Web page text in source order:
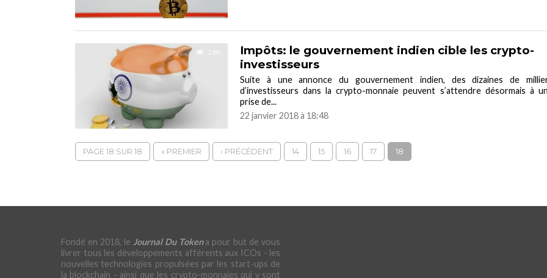
2.8K
Impôts: le gouvernement indien cible les crypto-
investisseurs
Suite à une annonce du gouvernement indien, des dizaines de
d’investisseurs dans la crypto-monnaie peuvent s’attendre désormais à
prise de...
22 janvier 2018 à 18:48
PAGE 18 SUR 18 « PREMIER ‹ PRÉCÉDENT 14 15 16 17 18
Fondé en 2018, le Journal Du Tokena pour but de vous
livrer tous les développements afférents aux ICOs - les
nouvelles technologies propulsées par les start-ups de
la blockchain - ainsi que les crypto-monnaies qui y sont